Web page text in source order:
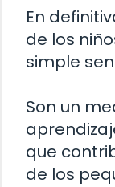
En
de los
simple
Son un
que
de los